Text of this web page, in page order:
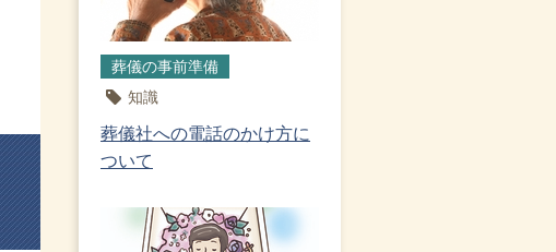
葬儀の事前準備
知識
葬儀社への電話のかけ方に
ついて